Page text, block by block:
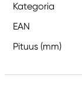
Kategoria
EAN
Pituus (mm)